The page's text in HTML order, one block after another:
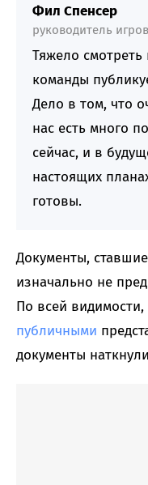
Фил Спенсер
руководитель
Тяжело
команды
Дело в том, что
нас есть много
сейчас, и в
настоящих
готовы.
Документы,
изначально не
По всей видимости,
публичными
документы